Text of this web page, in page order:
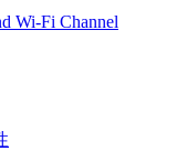
Wi-Fi Channel